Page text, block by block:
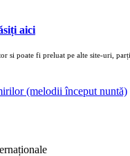
aici
si poate fi preluat pe alte site-uri,
(melodii început nuntă)